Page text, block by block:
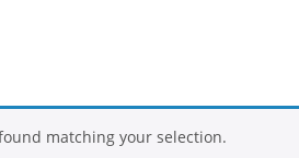
matching your selection.